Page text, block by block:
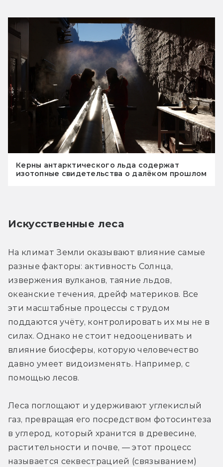
Керны антарктического льда содержат
изотопные свидетельства о далёком прошлом
Искусственные леса
На климат Земли оказывают влияние самые
разные факторы: активность Солнца,
извержения вулканов, таяние льдов,
океанские течения, дрейф материков. Все
эти масштабные процессы с трудом
поддаются учёту, контролировать их мы не в
силах. Однако не стоит недооценивать и
влияние биосферы, которую человечество
давно умеет видоизменять. Например, с
помощью лесов.
Леса поглощают и удерживают углекислый
газ, превращая его посредством фотосинтеза
в углерод, который хранится в древесине,
растительности и почве, — этот процесс
называется секвестрацией (связыванием)